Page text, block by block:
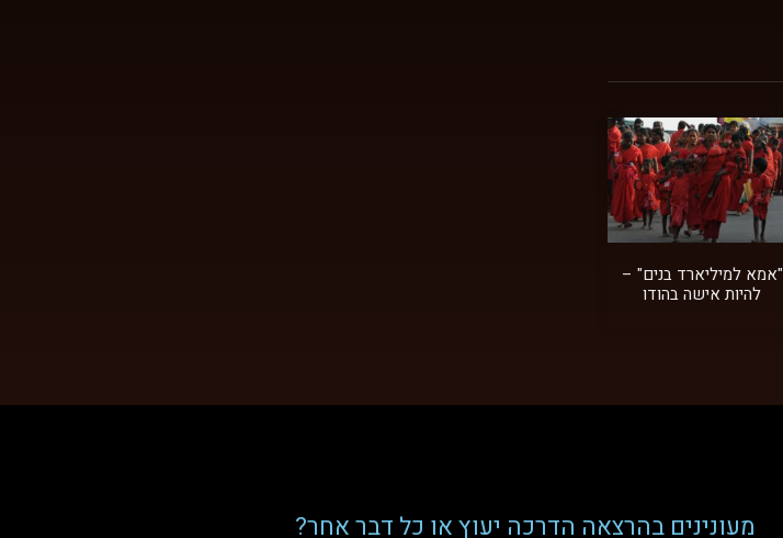
"אמא למיליארד בנים" –
להיות אישה בהודו
מעונינים בהרצאה הדרכה יעוץ או כל דבר אחר?